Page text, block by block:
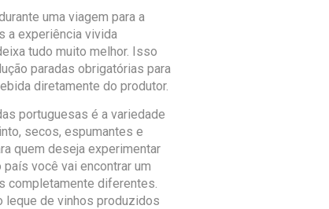
uma viagem para a
a experiência vivida
tudo muito melhor. Isso
paradas obrigatórias para
diretamente do produtor.
portuguesas é a variedade
secos, espumantes e
quem deseja experimentar
você vai encontrar um
completamente diferentes.
leque de vinhos produzidos